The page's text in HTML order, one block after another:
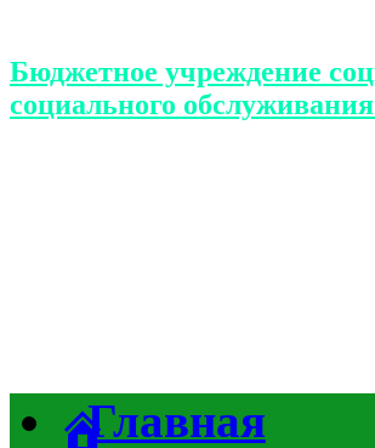
Бюджетное учреждение
социального
Главная